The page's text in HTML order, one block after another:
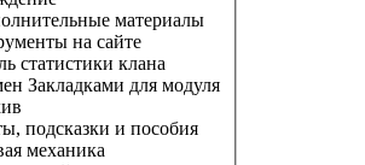
материалы
на сайте
клана
для модуля
подсказки и пособия
механика